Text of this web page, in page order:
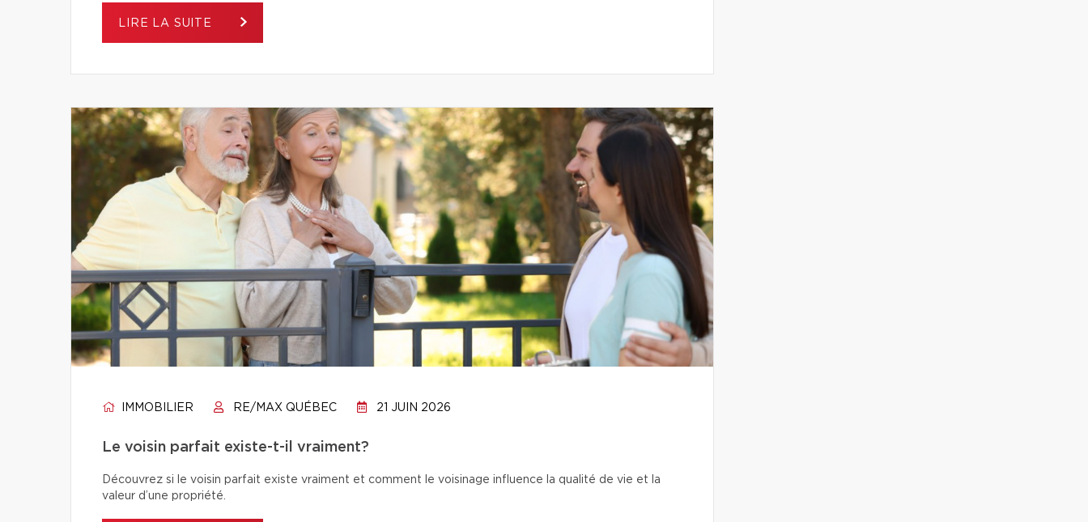
LIRE LA SUITE
IMMOBILIER RE/MAX QUÉBEC 21 JUIN 2026
Le voisin parfait existe-t-il vraiment?
Découvrez si le voisin parfait existe vraiment et comment le voisinage influence la qualité de vie et la
valeur d’une propriété.